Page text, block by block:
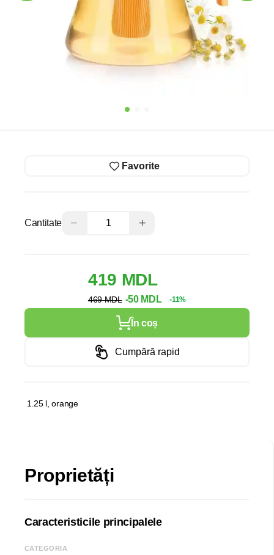
Favorite
Cantitate − +
419 MDL
469 MDL -50 MDL -11%
În coș
Cumpără rapid
1.25 l, orange
Proprietăți
Caracteristicile principalele
CATEGORIA